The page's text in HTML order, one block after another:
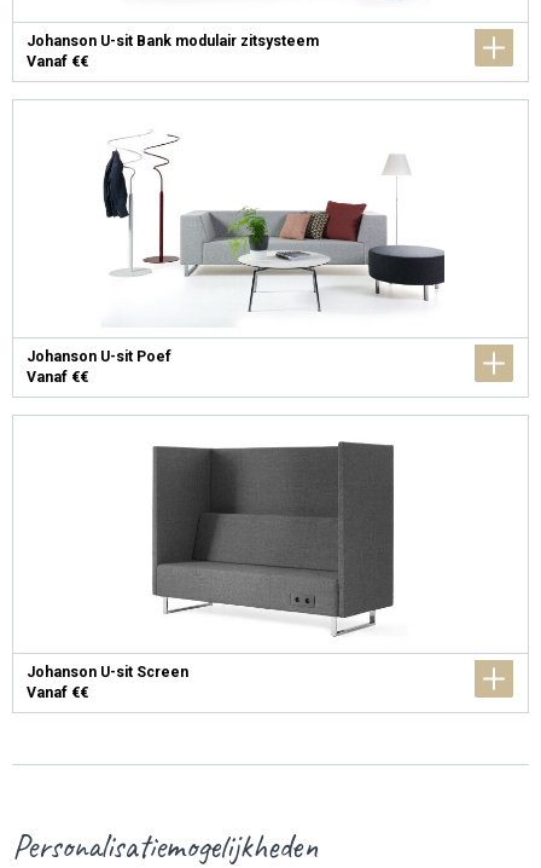
Johanson U-sit Bank modulair zitsysteem
Vanaf €€
Johanson U-sit Poef
Vanaf €€
Johanson U-sit Screen
Vanaf €€
Personalisatiemogelijkheden